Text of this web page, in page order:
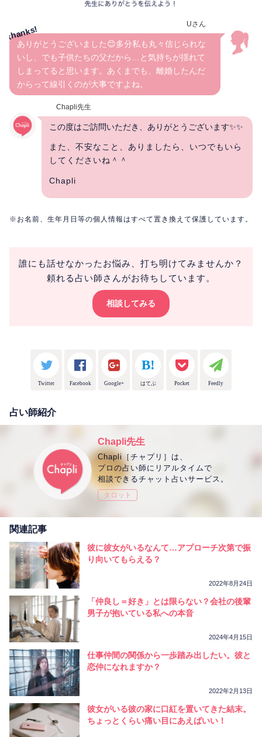
Uさん
ありがとうございました😊多分私も丸々信じられな
いし、でも子供たちの父だから…と気持ちが揺れて
しまってると思います。あくまでも、離婚したんだ
からって線引くのが大事ですよね。
Chapli先生
この度はご訪問いただき、ありがとうございます✨✨
また、不安なこと、ありましたら、いつでもいら
してくださいね＾＾
Chapli
※お名前、生年月日等の個人情報はすべて置き換えて保護しています。
誰にも話せなかったお悩み、打ち明けてみませんか？
頼れる占い師さんがお待ちしています。
相談してみる
Twitter Facebook Google+ はてぶ Pocket Feedly
占い師紹介
Chapli先生
Chapli［チャプリ］は、
プロの占い師にリアルタイムで
相談できるチャット占いサービス。
タロット
関連記事
彼に彼女がいるなんて…アプローチ次第で振
り向いてもらえる？
2022年8月24日
「仲良し＝好き」とは限らない？会社の後輩
男子が抱いている私への本音
2024年4月15日
仕事仲間の関係から一歩踏み出したい。彼と
恋仲になれますか？
2022年2月13日
彼女がいる彼の家に口紅を置いてきた結末。
ちょっとくらい痛い目にあえばいい！